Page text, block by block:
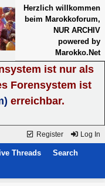
Herzlich willkommen
beim Marokkoforum,
NUR ARCHIV
powered by
Marokko.Net
ist nur als
Forensystem ist
erreichbar.
Register Log In
Threads
Search